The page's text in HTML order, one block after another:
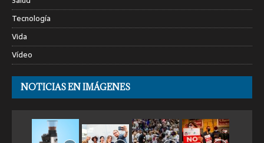
Tecnología
Vida
Vídeo
NOTICIAS EN IMÁGENES